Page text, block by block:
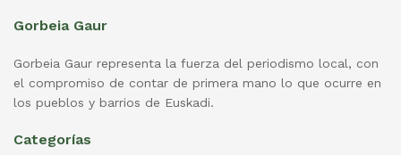
Gorbeia Gaur
Gorbeia Gaur representa la fuerza del periodismo local, con
el compromiso de contar de primera mano lo que ocurre en
los pueblos y barrios de Euskadi.
Categorías